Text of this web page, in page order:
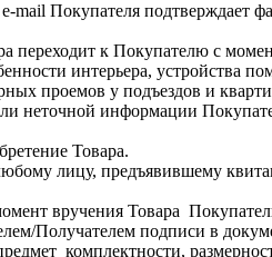
Покупателя подтверждает
переходит к Покупателю с
интерьера, устройства
проемов у подъездов и
неточной информации
Товара.
лицу, предъявившему
вручения Товара
Получателем подписи в
комплектности,